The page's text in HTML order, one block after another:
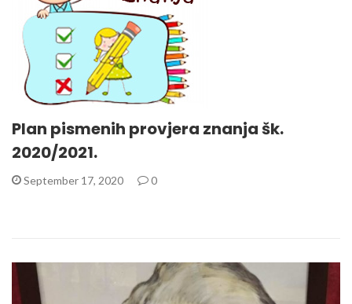
Plan pismenih provjera znanja šk.
2020/2021.
September 17, 2020 0